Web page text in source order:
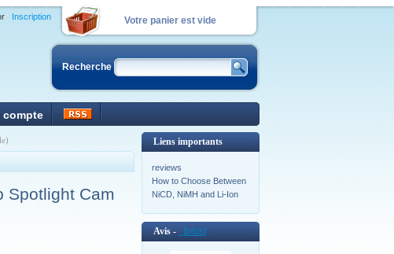
Votre panier est vide
Inscription
Recherche
compte
Spotlight Cam
Liens importants
reviews
How to Choose Between
NiCD, NiMH and Li-Ion
Avis - [plus]